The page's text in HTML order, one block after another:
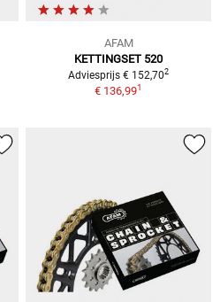
AFAM
KETTINGSET 520
Adviesprijs € 152,702
€ 136,991